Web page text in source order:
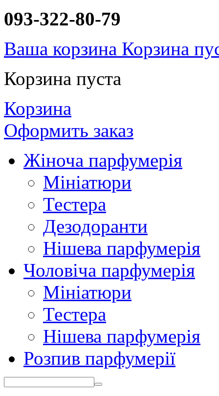
093-322-80-79
Ваша корзина Корзина
Корзина пуста
Корзина
Оформить заказ
Жіноча парфумерія
Мініатюри
Тестера
Дезодоранти
Нішева парфумерія
Чоловіча парфумерія
Мініатюри
Тестера
Нішева парфумерія
Розпив парфумерії